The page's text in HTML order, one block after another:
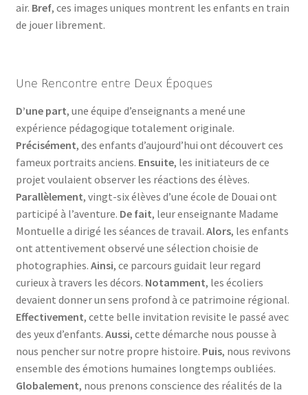
air. Bref, ces images uniques montrent les enfants en train
de jouer librement.
Une Rencontre entre Deux Époques
D’une part, une équipe d’enseignants a mené une
expérience pédagogique totalement originale.
Précisément, des enfants d’aujourd’hui ont découvert ces
fameux portraits anciens. Ensuite, les initiateurs de ce
projet voulaient observer les réactions des élèves.
Parallèlement, vingt-six élèves d’une école de Douai ont
participé à l’aventure. De fait, leur enseignante Madame
Montuelle a dirigé les séances de travail. Alors, les enfants
ont attentivement observé une sélection choisie de
photographies. Ainsi, ce parcours guidait leur regard
curieux à travers les décors. Notamment, les écoliers
devaient donner un sens profond à ce patrimoine régional.
Effectivement, cette belle invitation revisite le passé avec
des yeux d’enfants. Aussi, cette démarche nous pousse à
nous pencher sur notre propre histoire. Puis, nous revivons
ensemble des émotions humaines longtemps oubliées.
Globalement, nous prenons conscience des réalités de la